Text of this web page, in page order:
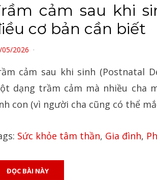
cảm sau khi
cơ bản cần biết
2026
cảm sau khi sinh (Postnatal
dạng trầm cảm mà nhiều cha
con (vì người cha cũng có thể
Sức khỏe tâm thần, Gia đình,
ĐỌC BÀI NÀY